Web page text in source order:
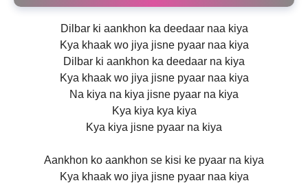
Dilbar ki aankhon ka deedaar naa kiya
Kya khaak wo jiya jisne pyaar naa kiya
Dilbar ki aankhon ka deedaar na kiya
Kya khaak wo jiya jisne pyaar naa kiya
Na kiya na kiya jisne pyaar na kiya
Kya kiya kya kiya
Kya kiya jisne pyaar na kiya
Aankhon ko aankhon se kisi ke pyaar na kiya
Kya khaak wo jiya jisne pyaar naa kiya